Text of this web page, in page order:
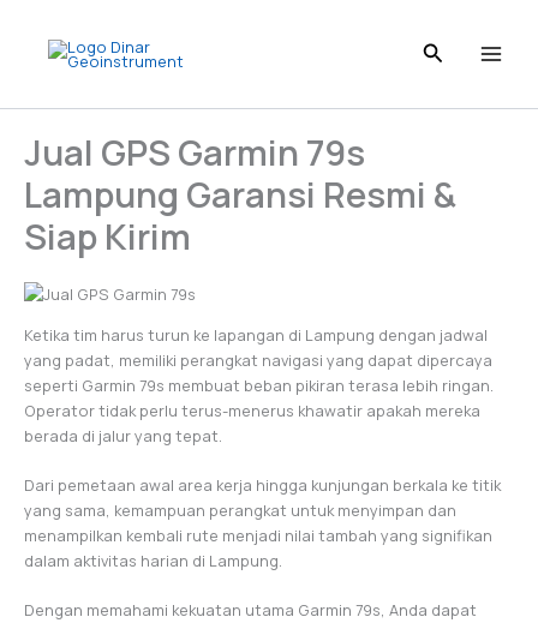
content
Jual GPS Garmin 79s
Lampung Garansi Resmi &
Siap Kirim
Ketika tim harus turun ke lapangan di Lampung dengan jadwal
yang padat, memiliki perangkat navigasi yang dapat dipercaya
seperti Garmin 79s membuat beban pikiran terasa lebih ringan.
Operator tidak perlu terus-menerus khawatir apakah mereka
berada di jalur yang tepat.
Dari pemetaan awal area kerja hingga kunjungan berkala ke titik
yang sama, kemampuan perangkat untuk menyimpan dan
menampilkan kembali rute menjadi nilai tambah yang signifikan
dalam aktivitas harian di Lampung.
Dengan memahami kekuatan utama Garmin 79s, Anda dapat